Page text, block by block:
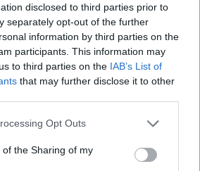
disclosed to third parties prior to
separately opt-out of the further
information by third parties on the
participants. This information may
to third parties on the IAB’s List of
that may further disclose it to other
Opt Outs
the Sharing of my
0.8 %
Rörlig
Obegr. Ja
0.8 %
Fast
800
000 kr
%
950
Ja